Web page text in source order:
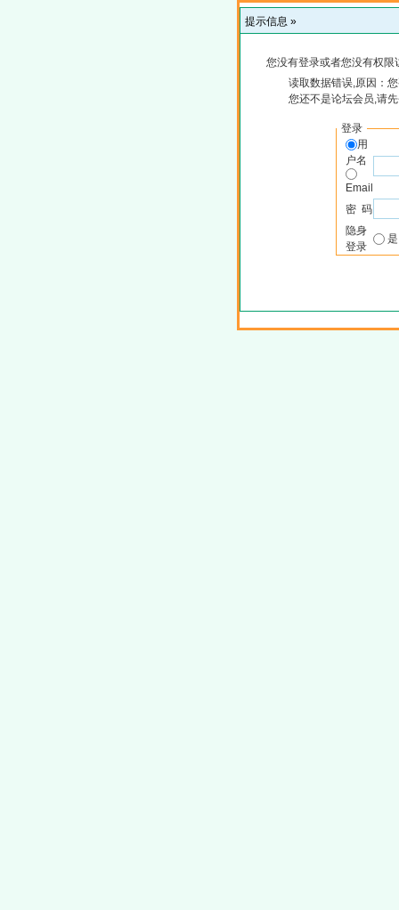
提示信息 »
您没有登录或者您没有权
读取数据错误,原因：
您还不是论坛会员,请
登录
用
户名
Email
密 码
隐身
登录